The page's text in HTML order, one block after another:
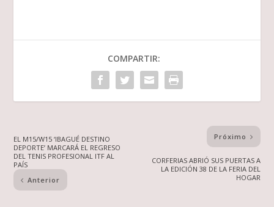
COMPARTIR:
EL M15/W15 ‘IBAGUÉ DESTINO
DEPORTE’ MARCARÁ EL REGRESO
DEL TENIS PROFESIONAL ITF AL
PAÍS
Anterior
Próximo
CORFERIAS ABRIÓ SUS PUERTAS A
LA EDICIÓN 38 DE LA FERIA DEL
HOGAR